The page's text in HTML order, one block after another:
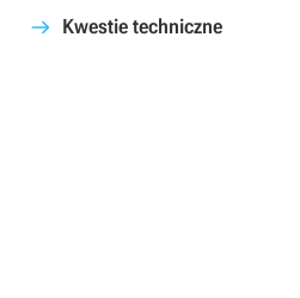
Kwestie techniczne